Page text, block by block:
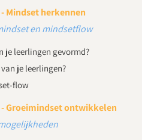
Mindset herkennen
en mindsetflow
je leerlingen gevormd?
je leerlingen?
flow
Groeimindset ontwikkelen